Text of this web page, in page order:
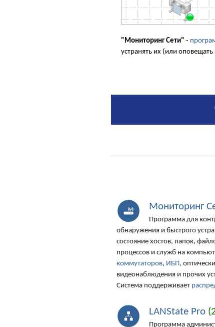
"Мониторинг Сети" -
устранять их (или
Мониторинг
Программа для
обнаружения и быстрого
состояние хостов, папок,
процессов и служб на
коммутаторов, ИБП,
видеонаблюдения и прочих
Система поддерживает
LANState Pro
Программа